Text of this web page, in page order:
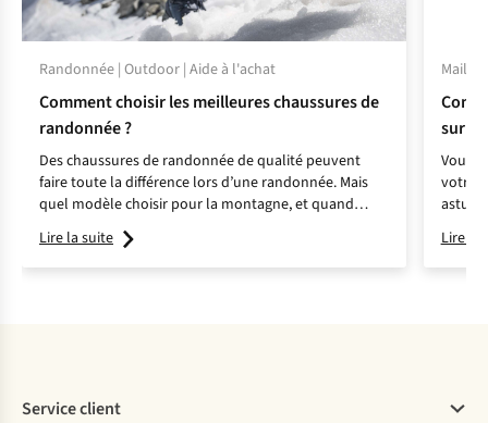
Randonnée | Outdoor | Aide à l'achat
Comment choisir les meilleures chaussures de
randonnée ?
Des chaussures de randonnée de qualité peuvent
faire toute la différence lors d’une randonnée. Mais
quel modèle choisir pour la montagne, et quand
opter pour des chaussures de trail ? Jonathan, expert
en chaussures de randonnée, vous aide à faire le bon
choix.
Lire la suite
sur
Vous
votre
Lire la
Service client